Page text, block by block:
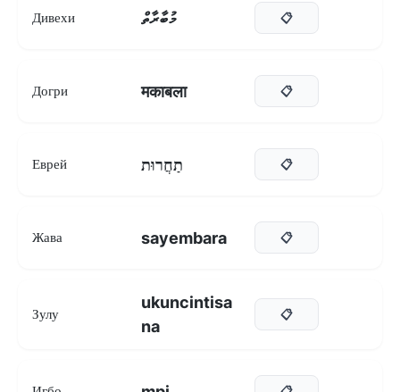
Дивехи މުބާރާތް 📋
Догри मकाबला 📋
Еврей תַחֲרוּת 📋
Жава sayembara 📋
Зулу
ukuncintisa
na
📋